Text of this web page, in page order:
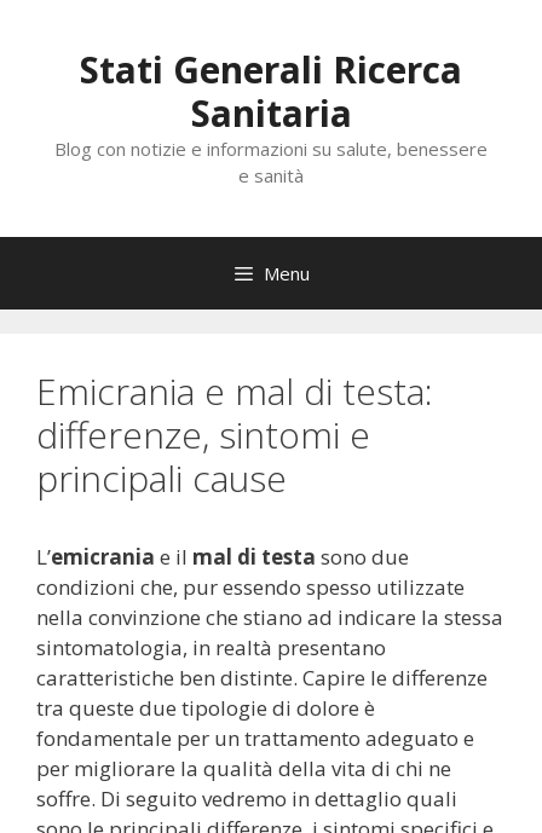
contenutoStati Generali Ricerca
Sanitaria
Blog con notizie e informazioni su salute, benessere
e sanità
Menu
Emicrania e mal di testa:
differenze, sintomi e
principali cause
L’emicrania e il mal di testa sono due
condizioni che, pur essendo spesso utilizzate
nella convinzione che stiano ad indicare la stessa
sintomatologia, in realtà presentano
caratteristiche ben distinte. Capire le differenze
tra queste due tipologie di dolore è
fondamentale per un trattamento adeguato e
per migliorare la qualità della vita di chi ne
soffre. Di seguito vedremo in dettaglio quali